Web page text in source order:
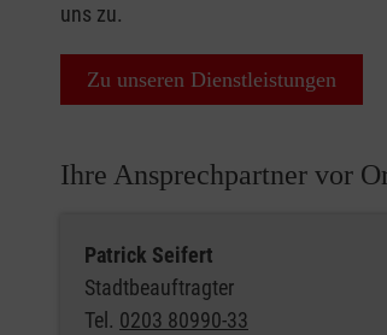
uns zu.
Zu unseren Dienstleistungen
Ihre Ansprechpartner vor
Patrick Seifert
Stadtbeauftragter
Tel. 0203 80990-33